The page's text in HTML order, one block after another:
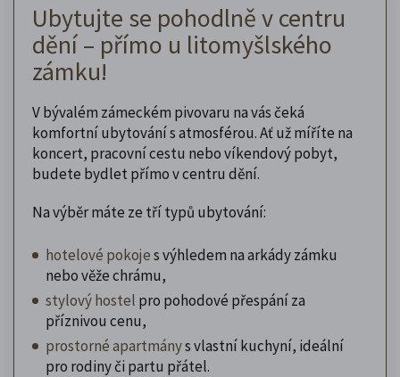
Ubytujte se pohodlně v centru
dění – přímo u litomyšlského
zámku!
V bývalém zámeckém pivovaru na vás čeká
komfortní ubytování s atmosférou. Ať už míříte na
koncert, pracovní cestu nebo víkendový pobyt,
budete bydlet přímo v centru dění.
Na výběr máte ze tří typů ubytování:
hotelové pokojes výhledem na arkády zámku
nebo věže chrámu,
stylový hostel pro pohodové přespání za
příznivou cenu,
prostorné apartmánys vlastní kuchyní, ideální
pro rodiny či partu přátel.